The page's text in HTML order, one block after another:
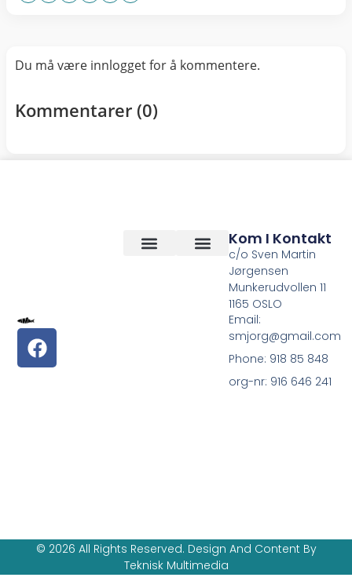
Du må være innlogget for å kommentere.
Kommentarer (0)
Kom I Kontakt
c/o Sven Martin
Jørgensen
Munkerudvollen 11
1165 OSLO
Email:
smjorg@gmail.com
Phone: 918 85 848
org-nr: 916 646 241
© 2026 All Rights Reserved. Design And Content By
Teknisk Multimedia